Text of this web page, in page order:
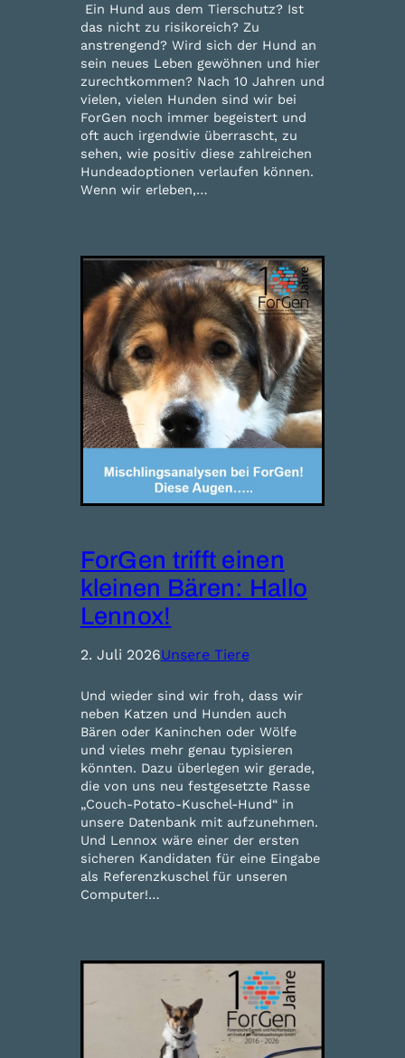
Ein Hund aus dem Tierschutz? Ist
das nicht zu risikoreich? Zu
anstrengend? Wird sich der Hund an
sein neues Leben gewöhnen und hier
zurechtkommen? Nach 10 Jahren und
vielen, vielen Hunden sind wir bei
ForGen noch immer begeistert und
oft auch irgendwie überrascht, zu
sehen, wie positiv diese zahlreichen
Hundeadoptionen verlaufen können.
Wenn wir erleben,…
ForGen trifft einen
kleinen Bären: Hallo
Lennox!
2. Juli 2026Unsere Tiere
Und wieder sind wir froh, dass wir
neben Katzen und Hunden auch
Bären oder Kaninchen oder Wölfe
und vieles mehr genau typisieren
könnten. Dazu überlegen wir gerade,
die von uns neu festgesetzte Rasse
„Couch-Potato-Kuschel-Hund“ in
unsere Datenbank mit aufzunehmen.
Und Lennox wäre einer der ersten
sicheren Kandidaten für eine Eingabe
als Referenzkuschel für unseren
Computer!…